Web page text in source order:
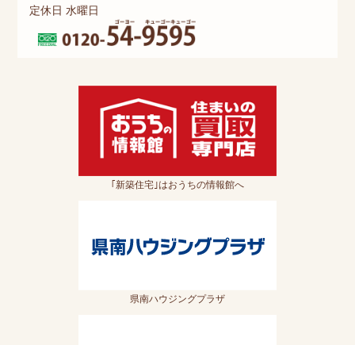
定休日 水曜日
｢新築住宅｣はおうちの情報館へ
県南ハウジングプラザ